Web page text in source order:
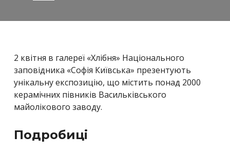
2 квітня в галереї «Хлібня» Національного
заповідника «Софія Київська» презентують
унікальну експозицію, що містить понад 2000
керамічних півників Васильківського
майолікового заводу.
Подробиці